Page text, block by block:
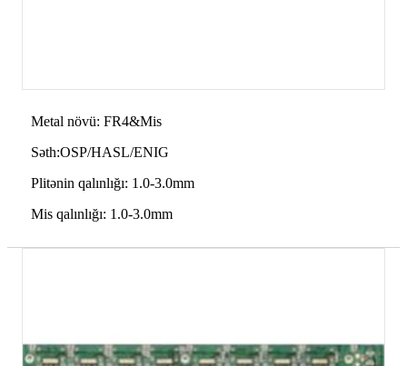
Metal növü: FR4&Mis
Səth:OSP/HASL/ENIG
Plitənin qalınlığı: 1.0-3.0mm
Mis qalınlığı: 1.0-3.0mm